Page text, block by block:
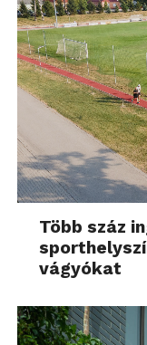
Több száz
vágyókat